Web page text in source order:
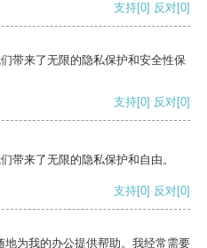
支持[0] 反对[0]
带来了无限的隐私保护和安全性保
支持[0] 反对[0]
带来了无限的隐私保护和自由。
支持[0] 反对[0]
为我的办公提供帮助。我经常需要